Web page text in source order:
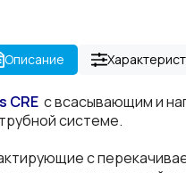
Описание
CRE с всасывающим и
системе.
с